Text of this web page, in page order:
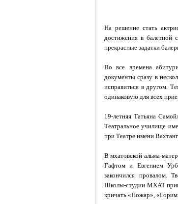
На решение стать
достижения в балетной
прекрасные задатки
Во все времена
документы сразу в
исправиться в другом.
одинаковую для всех
19-летняя Татьяна
Театральное училище
при Театре имени
В мхатовской альма-
Гафтом и Евгением
закончился провалом.
Школы-студии МХАТ
кричать «Пожар»,